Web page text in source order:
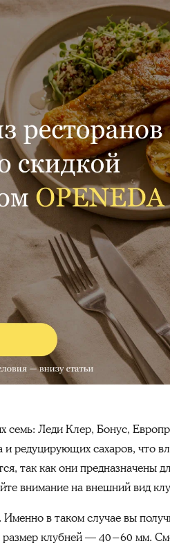
семь: Леди Клер, Бонус,
редуцирующих сахаров, что
так как они предназначены
внимание на внешний вид
в таком случае вы
размер клубней — 40−60 мм.